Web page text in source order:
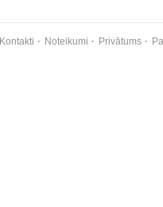
Kontakti Noteikumi Privātums